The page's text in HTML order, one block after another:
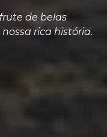
de belas
rica história.